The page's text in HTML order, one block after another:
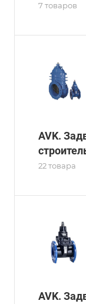
7 товаров
AVK.
22 товара
AVK.